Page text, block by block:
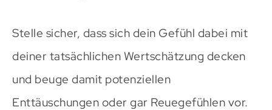
Stelle sicher, dass sich dein Gefühl dabei mit
deiner tatsächlichen Wertschätzung decken
und beuge damit potenziellen
Enttäuschungen oder gar Reuegefühlen vor.